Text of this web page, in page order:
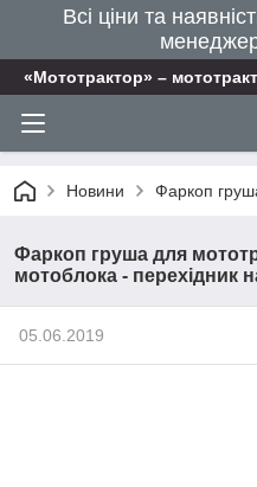
Всі ціни та
«Мототрактор» –
Новини Фаркоп
Фаркоп груша для
мотоблока - перехідник
05.06.2019